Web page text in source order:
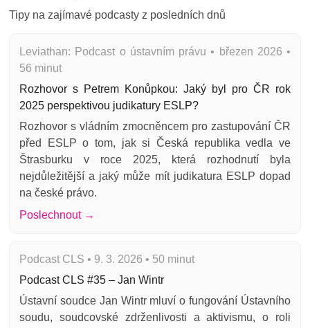
Tipy na zajímavé podcasty z posledních dnů
Leviathan: Podcast o ústavním právu • březen 2026 •
56 minut
Rozhovor s Petrem Konůpkou: Jaký byl pro ČR rok
2025 perspektivou judikatury ESLP?
Rozhovor s vládním zmocněncem pro zastupování ČR
před ESLP o tom, jak si Česká republika vedla ve
Štrasburku v roce 2025, která rozhodnutí byla
nejdůležitější a jaký může mít judikatura ESLP dopad
na české právo.
Poslechnout →
Podcast CLS • 9. 3. 2026 • 50 minut
Podcast CLS #35 – Jan Wintr
Ústavní soudce Jan Wintr mluví o fungování Ústavního
soudu, soudcovské zdrženlivosti a aktivismu, o roli